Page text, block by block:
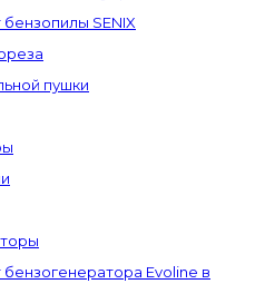
SENIX
пушки
Evoline в